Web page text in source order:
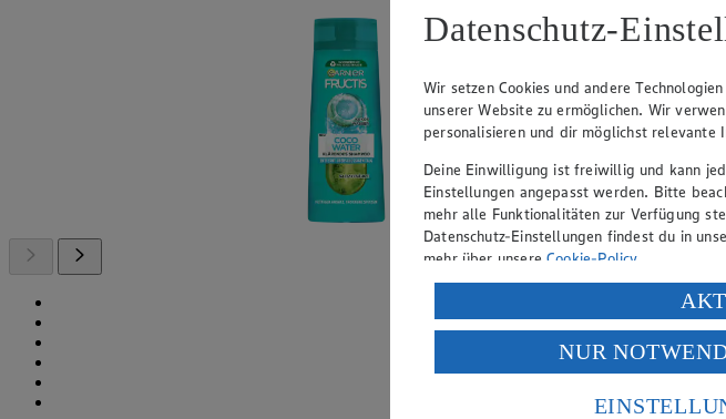
Datenschutz-
Wir setzen Cookies und andere
unserer Website zu ermöglichen. Wir
personalisieren und dir möglichst
Deine Einwilligung ist freiwillig und kann
Einstellungen angepasst werden. Bitte
mehr alle Funktionalitäten zur Verfügung
Datenschutz-Einstellungen findest du in
mehr über unsereCookie-Policy.
Verarbeitung deiner personenbezogenen
Wenn du auf „Aktivieren“ klickst, willigst
ein, dass deine Daten in den USA
einem nach europäischen Standards nicht
Risiko eines Zugriffs durch US-
NUR